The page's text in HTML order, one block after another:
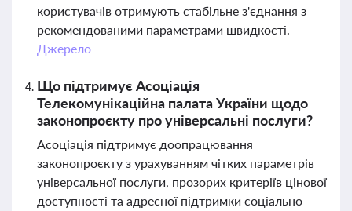
користувачів отримують стабільне з'єднання з
рекомендованими параметрами швидкості.
Джерело
Що підтримує Асоціація
Телекомунікаційна палата України щодо
законопроєкту про універсальні послуги?
Асоціація підтримує доопрацювання
законопроєкту з урахуванням чітких параметрів
універсальної послуги, прозорих критеріїв цінової
доступності та адресної підтримки соціально